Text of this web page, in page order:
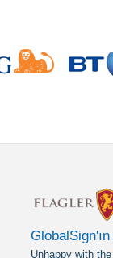
Unhappy with